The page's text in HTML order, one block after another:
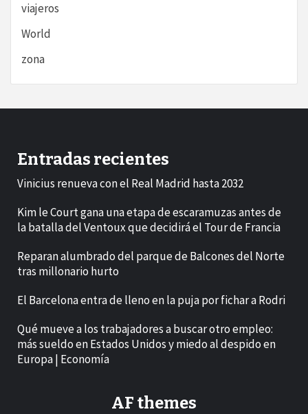
viajeros
World
zona
Entradas recientes
Vinicius renueva con el Real Madrid hasta 2032
Kim le Court gana una etapa de escaramuzas antes de
la batalla del Ventoux que decidirá el Tour de Francia
Reparan alumbrado del parque de Balcones del Norte
tras millonario hurto
El Barcelona entra de lleno en la puja por fichar a Rodri
Qué mueve a los trabajadores a buscar otro empleo:
más sueldo en Estados Unidos y miedo al despido en
Europa | Economía
AF themes